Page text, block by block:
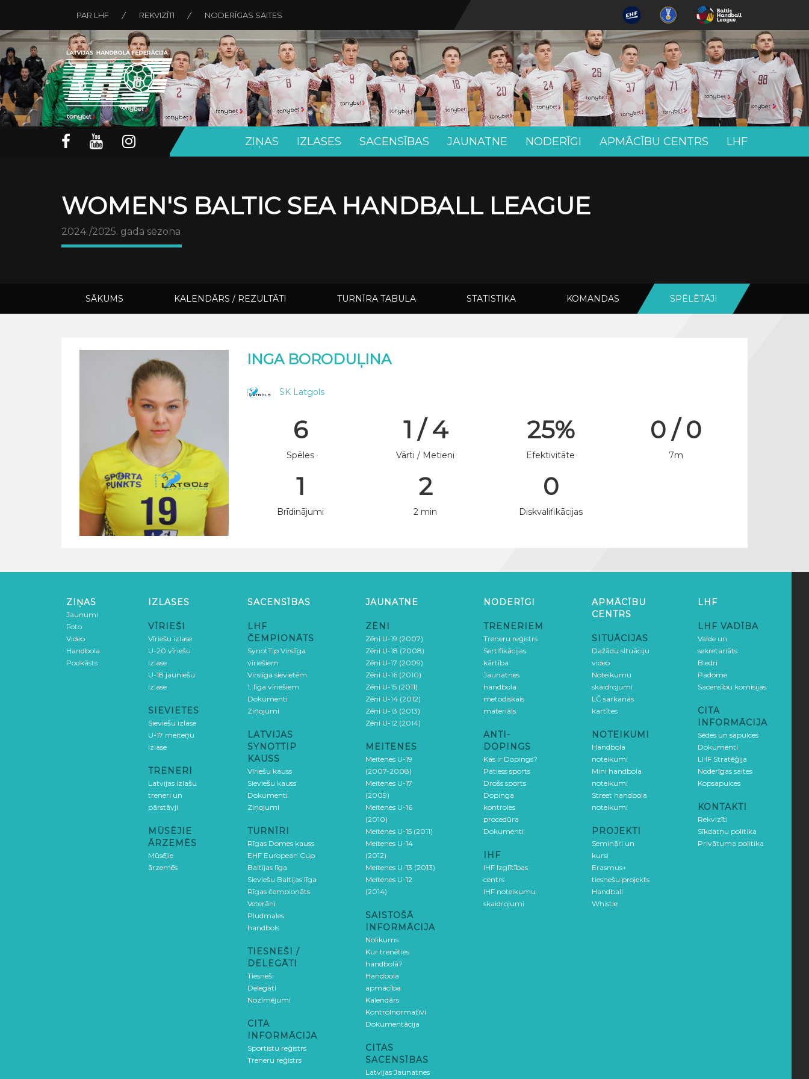
PAR LHF REKVIZĪTI NODERĪGAS SAITES
ZIŅAS IZLASES SACENSĪBAS JAUNATNE NODERĪGI APMĀCĪBU CENTRS LHF
WOMEN'S BALTIC SEA HANDBALL LEAGUE
2024./2025. gada sezona
SĀKUMS KALENDĀRS / REZULTĀTI TURNĪRA TABULA STATISTIKA KOMANDAS SPĒLĒTĀJI
INGA BORODUĻINA
SK Latgols
6
Spēles
1 / 4
Vārti / Metieni
25%
Efektivitāte
0 / 0
7m
1
Brīdinājumi
2
2 min
0
Diskvalifikācijas
ZIŅAS
Jaunumi
Foto
Video
Handbola
Podkāsts
IZLASES
VĪRIEŠI
Vīriešu izlase
U-20 vīriešu
izlase
U-18 jauniešu
izlase
SIEVIETES
Sieviešu izlase
U-17 meiteņu
izlase
TRENERI
Latvijas izlašu
treneri un
pārstāvji
MŪSĒJIE
ĀRZEMĒS
Mūsējie
ārzemēs
SACENSĪBAS
LHF
ČEMPIONĀTS
SynotTip Virslīga
vīriešiem
Virslīga sievietēm
1. līga vīriešiem
Dokumenti
Ziņojumi
LATVIJAS
SYNOTTIP
KAUSS
Vīriešu kauss
Sieviešu kauss
Dokumenti
Ziņojumi
TURNĪRI
Rīgas Domes kauss
EHF European Cup
Baltijas līga
Sieviešu Baltijas līga
Rīgas čempionāts
Veterāni
Pludmales
handbols
TIESNEŠI /
DELEGĀTI
Tiesneši
Delegāti
Nozīmējumi
CITA
INFORMĀCIJA
Sportistu reģistrs
Treneru reģistrs
JAUNATNE
ZĒNI
Zēni U-19 (2007)
Zēni U-18 (2008)
Zēni U-17 (2009)
Zēni U-16 (2010)
Zēni U-15 (2011)
Zēni U-14 (2012)
Zēni U-13 (2013)
Zēni U-12 (2014)
MEITENES
Meitenes U-19
(2007-2008)
Meitenes U-17
(2009)
Meitenes U-16
(2010)
Meitenes U-15 (2011)
Meitenes U-14
(2012)
Meitenes U-13 (2013)
Meitenes U-12
(2014)
SAISTOŠĀ
INFORMĀCIJA
Nolikums
Kur trenēties
handbolā?
Handbola
apmācība
Kalendārs
Kontrolnormatīvi
Dokumentācija
CITAS
SACENSĪBAS
Latvijas Jaunatnes
NODERĪGI
TRENERIEM
Treneru reģistrs
Sertifikācijas
kārtība
Jaunatnes
handbola
metodiskais
materiāls
ANTI-
DOPINGS
Kas ir Dopings?
Patiess sports
Drošs sports
Dopinga
kontroles
procedūra
Dokumenti
IHF
IHF Izglītības
centrs
IHF noteikumu
skaidrojumi
APMĀCĪBU
CENTRS
SITUĀCIJAS
Dažādu situāciju
video
Noteikumu
skaidrojumi
LČ sarkanās
kartītes
NOTEIKUMI
Handbola
noteikumi
Mini handbola
noteikumi
Street handbola
noteikumi
PROJEKTI
Semināri un
kursi
Erasmus+
tiesnešu projekts
Handball
Whistle
LHF
LHF VADĪBA
Valde un
sekretariāts
Biedri
Padome
Sacensību komisijas
CITA
INFORMĀCIJA
Sēdes un sapulces
Dokumenti
LHF Stratēģija
Noderīgas saites
Kopsapulces
KONTAKTI
Rekvizīti
Sīkdatņu politika
Privātuma politika